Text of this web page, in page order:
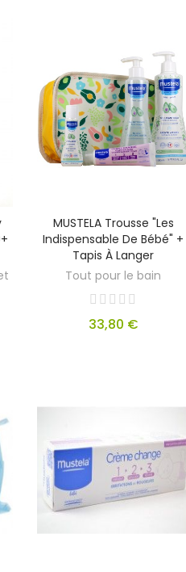
MUSTELA Trousse "les
Indispensable De Bébé" +
Tapis À Langer
Tout pour le bain
33,80 €